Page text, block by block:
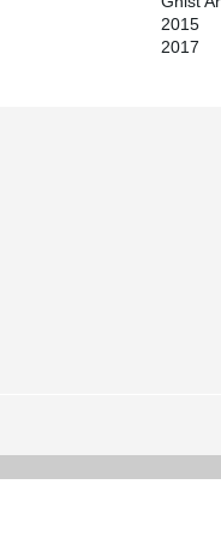
2015
2017